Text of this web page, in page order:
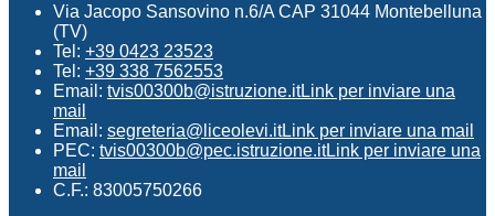
Via Jacopo Sansovino n.6/A CAP 31044 Montebelluna
(TV)
Tel: +39 0423 23523
Tel: +39 338 7562553
Email: tvis00300b@istruzione.itLink per inviare una
mail
Email: segreteria@liceolevi.itLink per inviare una mail
PEC: tvis00300b@pec.istruzione.itLink per inviare una
mail
C.F.: 83005750266